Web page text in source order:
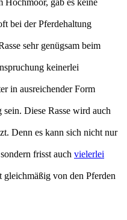
Hochmoor, gab es keine
bei der Pferdehaltung
sehr genügsam beim
keinerlei
in ausreichender Form
Diese Rasse wird auch
Denn es kann sich nicht nur
frisst auch vielerlei
von den Pferden